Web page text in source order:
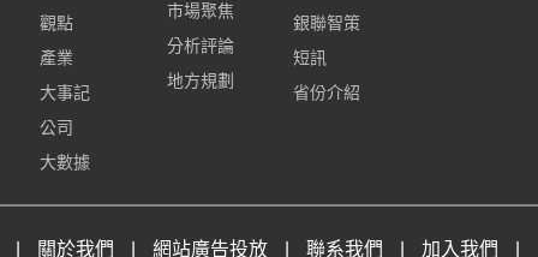
觀點
產業
大事記
公司
大數據
市場聚焦
分析評論
地方規劃
銀聯智策
短訊
省份介紹
關於我們 網站廣告投放 聯系我們 加入我們